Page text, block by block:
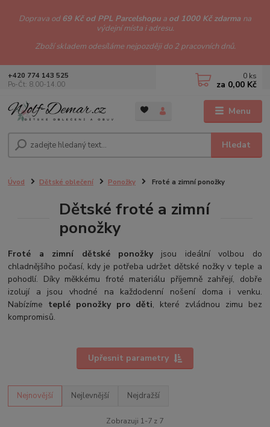
Doprava od69 Kč od PPL Parcelshopu a od 1000 Kč zdarma na
výdejní místa i adresu.
Zboží skladem odesíláme nejpozději do 2 pracovních dnů.
Menu
Hledat
+420 774 143 525
Po-Čt: 8.00-14.00
0 ks
za 0,00 Kč
Úvod Dětské oblečení Ponožky Froté a zimní ponožky
Dětské froté a zimní
ponožky
Froté a zimní dětské ponožkyjsou ideální volbou do
chladnějšího počasí, kdy je potřeba udržet dětské nožky v teple a
pohodlí. Díky měkkému froté materiálu příjemně zahřejí, dobře
izolují a jsou vhodné na každodenní nošení doma i venku.
Nabízíme teplé ponožky pro děti, které zvládnou zimu bez
kompromisů.
Upřesnit parametry
Nejnovější Nejlevnější Nejdražší
Zobrazuji 1-7 z 7